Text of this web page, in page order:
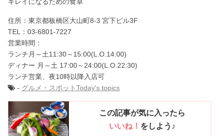
キレイになるための食卓
住所：東京都板橋区大山町8-3 宮下ビル3F
TEL：03-6801-7227
営業時間：
ランチ月～土11:30～15:00(L.O.14:00)
ディナー 月～土 17:00～24:00(L.O.22:30)
ランチ営業、夜10時以降入店可
- グルメ・スポットToday's topics
この記事が気に入ったら
いいね！ をしよう♪